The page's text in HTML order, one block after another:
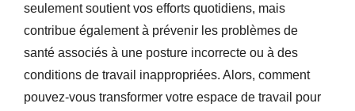
seulement soutient vos efforts quotidiens, mais
contribue également à prévenir les problèmes de
santé associés à une posture incorrecte ou à des
conditions de travail inappropriées. Alors, comment
pouvez-vous transformer votre espace de travail pour